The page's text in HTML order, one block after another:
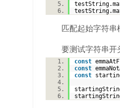
匹配起始字符串
要测试字符串开头
const
const
const